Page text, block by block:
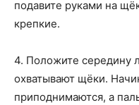
подавите руками на
крепкие.
4. Положите середину
охватывают щёки.
приподнимаются, а